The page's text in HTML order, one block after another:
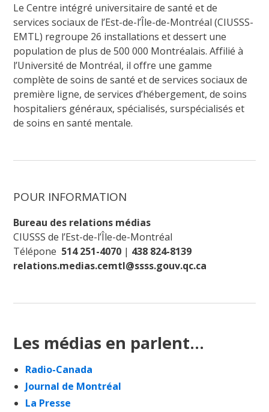
Le Centre intégré universitaire de santé et de
services sociaux de l’Est-de-l’Île-de-Montréal (CIUSSS-
EMTL) regroupe 26 installations et dessert une
population de plus de 500 000 Montréalais. Affilié à
l’Université de Montréal, il offre une gamme
complète de soins de santé et de services sociaux de
première ligne, de services d’hébergement, de soins
hospitaliers généraux, spécialisés, surspécialisés et
de soins en santé mentale.
POUR INFORMATION
Bureau des relations médias
CIUSSS de l’Est-de-l’Île-de-Montréal
Télépone 514 251-4070 | 438 824-8139
relations.medias.cemtl@ssss.gouv.qc.ca
Les médias en parlent...
Radio-Canada
Journal de Montréal
La Presse